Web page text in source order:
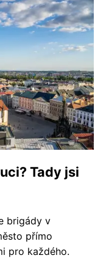
Tady jsi
brigády v
přímo
pro každého.